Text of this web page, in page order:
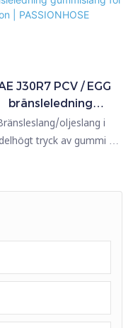
J30R7 PCV / EGG
bränsleledning
för fordon |
PASSIONHOSE
oljeslang i
tryck av gummi är
hydraulolja och
för att transportera
eller ångor som finns i